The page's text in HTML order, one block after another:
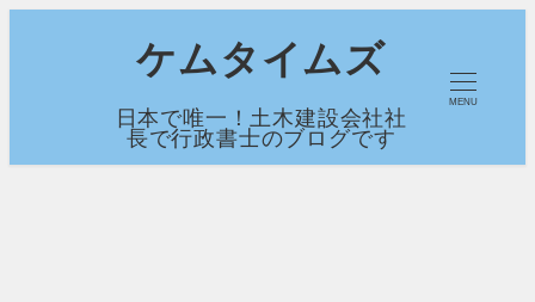
コ
ケムタイムズ
日本で唯一！土木建設会社社
長で行政書士のブログです
MENU